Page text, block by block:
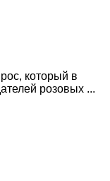
который в
розовых ...